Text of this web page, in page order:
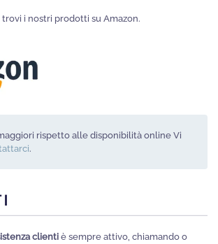
i nostri prodotti su Amazon.
rispetto alle disponibilità online Vi
.
clienti è sempre attivo, chiamando o